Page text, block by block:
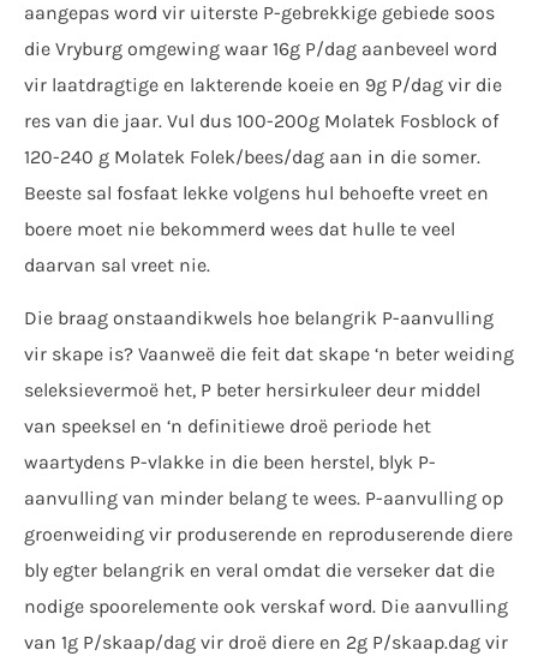
aangepas word vir uiterste P-gebrekkige gebiede soos
die Vryburg omgewing waar 16g P/dag aanbeveel word
vir laatdragtige en lakterende koeie en 9g P/dag vir die
res van die jaar. Vul dus 100-200g Molatek Fosblock of
120-240 g Molatek Folek/bees/dag aan in die somer.
Beeste sal fosfaat lekke volgens hul behoefte vreet en
boere moet nie bekommerd wees dat hulle te veel
daarvan sal vreet nie.
Die braag onstaandikwels hoe belangrik P-aanvulling
vir skape is? Vaanweë die feit dat skape ‘n beter weiding
seleksievermoë het, P beter hersirkuleer deur middel
van speeksel en ‘n definitiewe droë periode het
waartydens P-vlakke in die been herstel, blyk P-
aanvulling van minder belang te wees. P-aanvulling op
groenweiding vir produserende en reproduserende diere
bly egter belangrik en veral omdat die verseker dat die
nodige spoorelemente ook verskaf word. Die aanvulling
van 1g P/skaap/dag vir droë diere en 2g P/skaap.dag vir